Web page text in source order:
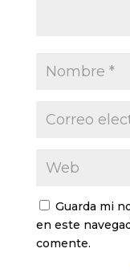
Guarda mi
en este
comente.